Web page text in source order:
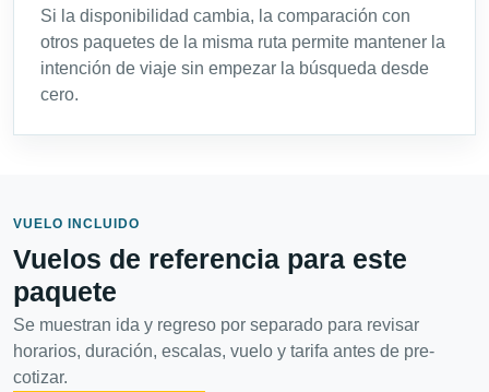
Si la disponibilidad cambia, la comparación con
otros paquetes de la misma ruta permite mantener la
intención de viaje sin empezar la búsqueda desde
cero.
VUELO INCLUIDO
Vuelos de referencia para este
paquete
Se muestran ida y regreso por separado para revisar
horarios, duración, escalas, vuelo y tarifa antes de pre-
cotizar.